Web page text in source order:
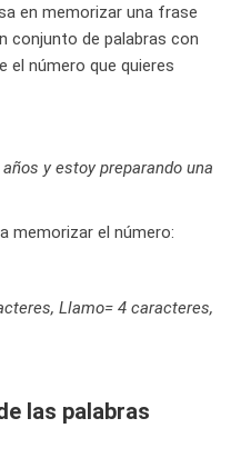
en memorizar una frase
conjunto de palabras con
el número que quieres
y estoy preparando una
memorizar el número:
Llamo= 4 caracteres,
las palabras